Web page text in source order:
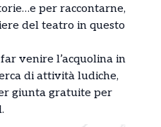
per raccontarne,
del teatro in questo
venire l’acquolina in
di attività ludiche,
giunta gratuite per